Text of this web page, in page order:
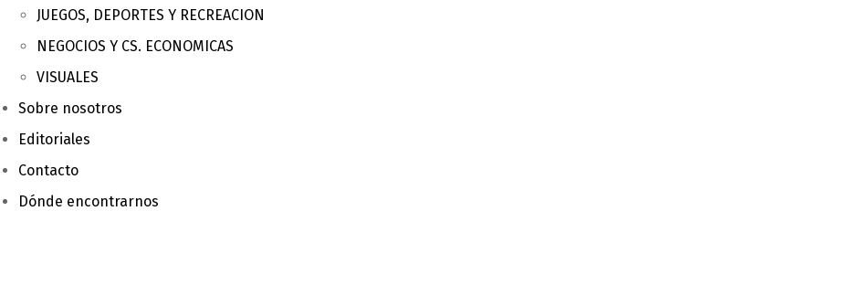
JUEGOS, DEPORTES Y RECREACION
NEGOCIOS Y CS. ECONOMICAS
VISUALES
Sobre nosotros
Editoriales
Contacto
Dónde encontrarnos